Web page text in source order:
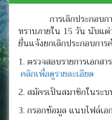
การเลิกประกอบการ
ทราบภายใน 15 วัน นับแ
ยื่นแจ้งยกเลิกประกอบการ
1. ตรวจสอบรายการเอกส
คลิกเพื่อดูรายละเอียด
2. สมัครเป็นสมาชิกในระ
3. กรอกข้อมูล แนบไฟล์เอ